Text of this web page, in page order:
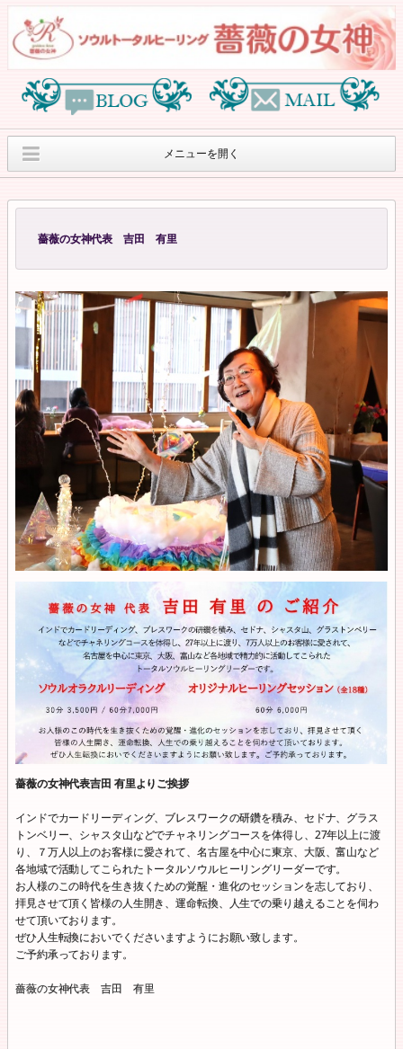
メニューを開く
薔薇の女神紹介
グセッションのご案内
ルグッズ
月刊”アンタカラナ ス
オラクルカードリー
ディングcafe
Access 個人情報保護方針
薔薇の女神代表 吉田 有里
薔薇の女神代表吉田 有里よりご挨拶
インドでカードリーディング、ブレスワークの研鑽を積み、セドナ、グラス
トンベリー、シャスタ山などでチャネリングコースを体得し、27年以上に渡
り、７万人以上のお客様に愛されて、名古屋を中心に東京、大阪、富山など
各地域で活動してこられたトータルソウルヒーリングリーダーです。
お人様のこの時代を生き抜くための覚醒・進化のセッションを志しており、
拝見させて頂く皆様の人生開き、運命転換、人生での乗り越えることを伺わ
せて頂いております。
ぜひ人生転換においでくださいますようにお願い致します。
ご予約承っております。
薔薇の女神代表 吉田 有里